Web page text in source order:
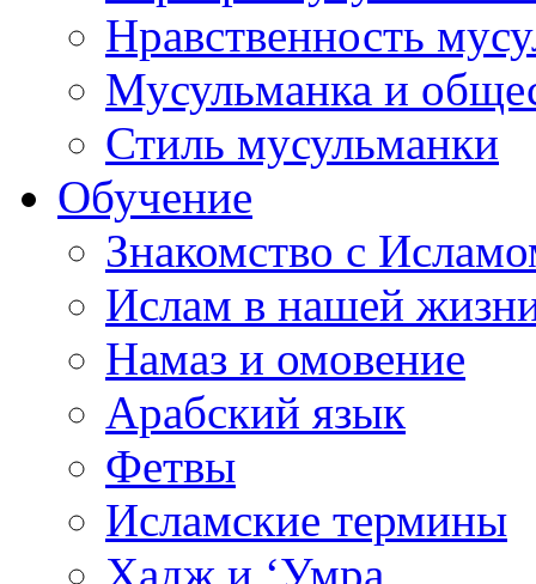
Нравственность
Мусульманка и
Стиль мусульманки
Обучение
Знакомство с
Ислам в нашей
Намаз и омовение
Арабский язык
Фетвы
Исламские термины
Хадж и ‘Умра